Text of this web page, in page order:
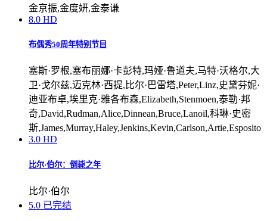
金京振,金度妍,金泰谦
8.0 HD
布偶秀50周年特别节目
塞斯·罗根,塞布丽娜·卡彭特,玛娅·鲁道夫,马特·沃格尔,大
卫·戈尔兹,迈克林·西提,比尔·巴雷塔,Peter,Linz,史黛芬妮·
迪亚布卓,埃里克·雅各布森,Elizabeth,Stenmoen,泰勒·邦
奇,David,Rudman,Alice,Dinnean,Bruce,Lanoil,科琳·史密
斯,James,Murray,Haley,Jenkins,Kevin,Carlson,Artie,Esposito
3.0 HD
比尔·伯尔：倒毙之年
比尔·伯尔
5.0 已完结